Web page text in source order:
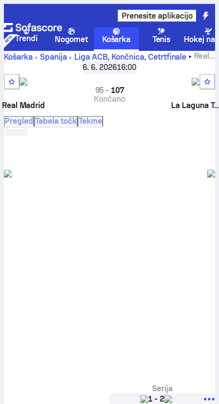
Prenesite aplikacijo
Trendi Nogomet Košarka Tenis
Hokej na
Košarka
Španija Liga ACB, Končnica, Četrtfinale
Real
Madrid proti CB 1939 Canarias rezultati v živo,
medsebojna srečanja, razpored, napovedi in statistika
6. 6. 202616:00
Real Madrid
95 - 107
Končano
La Laguna
Pregled Tabela točk Tekme
Serija
1 - 2